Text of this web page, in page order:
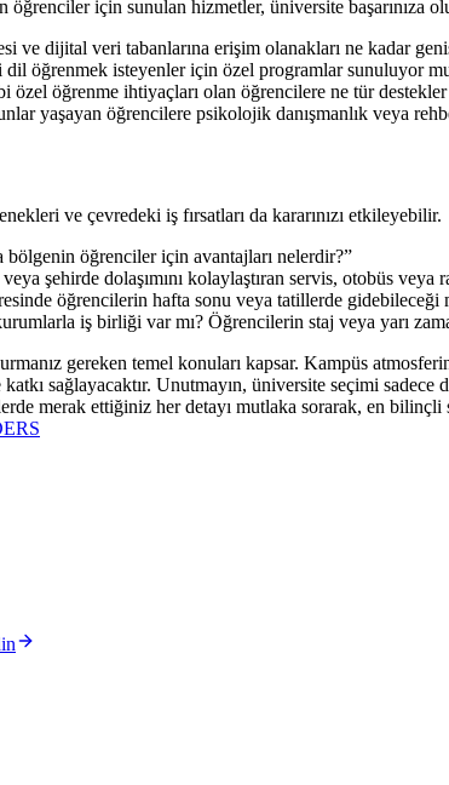
için sunulan hizmetler, üniversite başarınıza
ve dijital veri tabanlarına erişim olanakları ne kadar
öğrenmek isteyenler için özel programlar sunuluyor
öğrenme ihtiyaçları olan öğrencilere ne tür
yaşayan öğrencilere psikolojik danışmanlık veya
ve çevredeki iş fırsatları da kararınızı etkileyebilir.
öğrenciler için avantajları nelerdir?”
şehirde dolaşımını kolaylaştıran servis, otobüs veya
öğrencilerin hafta sonu veya tatillerde
iş birliği var mı? Öğrencilerin staj veya yarı
gereken temel konuları kapsar. Kampüs
sağlayacaktır. Unutmayın, üniversite seçimi sadece
merak ettiğiniz her detayı mutlaka sorarak, en